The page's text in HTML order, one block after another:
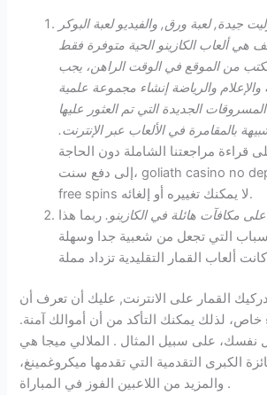
جيدة, لعبة ورق, والفيديو لعبة البوكر
هي ألعاب الكازينو الحية متوفرة فقط
من الموقع في الوقت الراهن، يجب
والإعلام والرياضة إنشاء مجموعة علمية
الجديدة التي تم العثور عليها
بالمقامرة في الألعاب عبر الإنترنت.
قراءة مراجعتنا الشاملة دون الحاجة
إلى دفع سنت، goliath casino no deposit bonus 100
free spins لا يمكنك تغييره أو إلغائه.
مكافآت هائلة في الكازينو.ربما هذا
التي تجعل من شعبية جدا وسهلة
القمار على الانترنت, عليك أن تعرف أن
لذلك يمكنك التأكد من أن أموالك آمنة.
نفسك، على سبيل المثال . الملالي ميجا هي
الكبرى التقدمية التي تقدمها ميكروغمينغ،
والمزيد من اللاعبين الفوز في المباراة .